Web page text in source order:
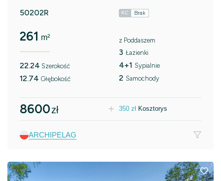
50202R KC Brak
261 m²
22.24 Szerokość
12.74 Głębokość
z Poddaszem
3 Łazienki
4+1 Sypialnie
2 Samochody
8600zł 350 zł Kosztorys
ARCHIPELAG